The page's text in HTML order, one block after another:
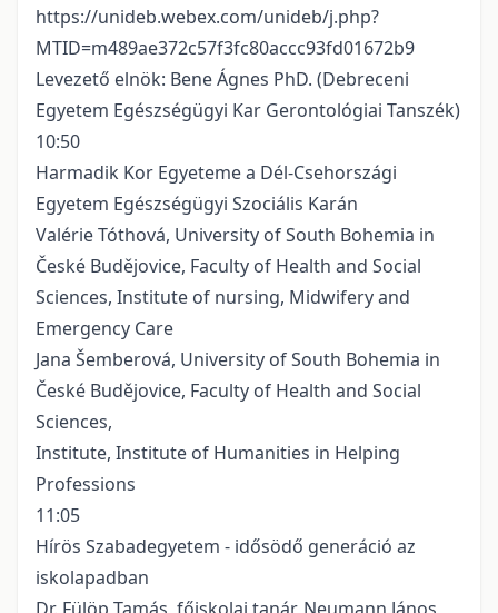
https://unideb.webex.com/unideb/j.php?
MTID=m489ae372c57f3fc80accc93fd01672b9
Levezető elnök: Bene Ágnes PhD. (Debreceni
Egyetem Egészségügyi Kar Gerontológiai Tanszék)
10:50
Harmadik Kor Egyeteme a Dél-Csehországi
Egyetem Egészségügyi Szociális Karán
Valérie Tóthová, University of South Bohemia in
České Budějovice, Faculty of Health and Social
Sciences, Institute of nursing, Midwifery and
Emergency Care
Jana Šemberová, University of South Bohemia in
České Budějovice, Faculty of Health and Social
Sciences,
Institute, Institute of Humanities in Helping
Professions
11:05
Hírös Szabadegyetem - idősödő generáció az
iskolapadban